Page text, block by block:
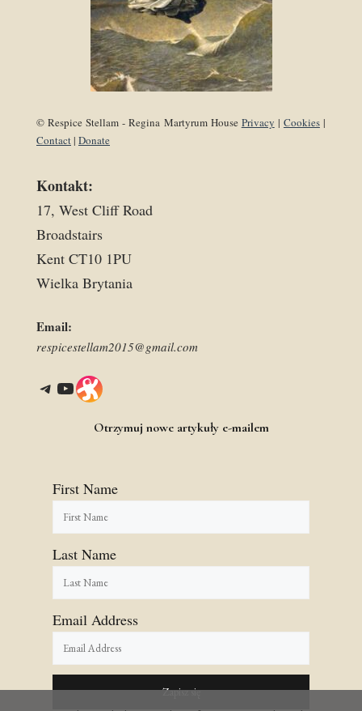
© Respice Stellam - Regina Martyrum House Privacy | Cookies|
Contact| Donate
Kontakt:
17, West Cliff Road
Broadstairs
Kent CT10 1PU
Wielka Brytania
Email:
respicestellam2015@gmail.com
Telegram YouTube Link
Otrzymuj nowe artykuły e-mailem
First Name
Last Name
Email Address